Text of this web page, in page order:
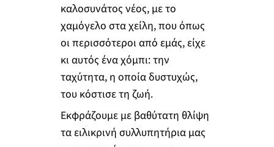
καλοσυνάτος νέος, με το
χαμόγελο στα χείλη, που όπως
οι περισσότεροι από εμάς, είχε
κι αυτός ένα χόμπι: την
ταχύτητα, η οποία δυστυχώς,
του κόστισε τη ζωή.
Εκφράζουμε με βαθύτατη θλίψη
τα ειλικρινή συλλυπητήρια μας